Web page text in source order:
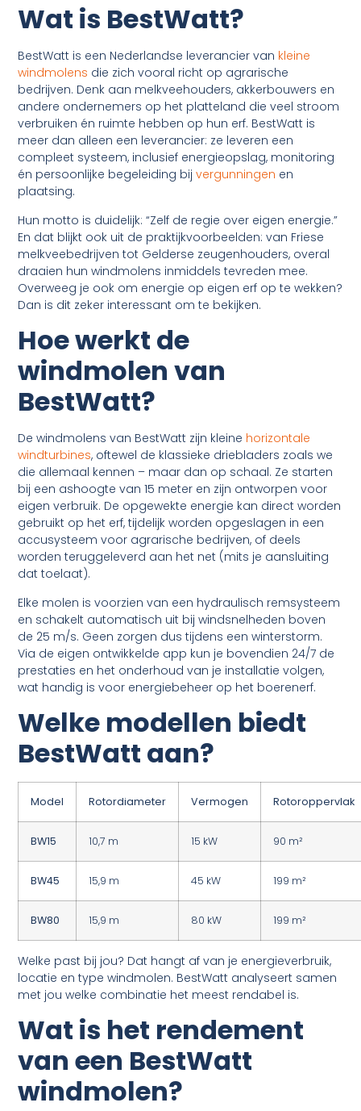
Wat is BestWatt?
BestWatt is een Nederlandse leverancier van kleine
windmolens die zich vooral richt op agrarische
bedrijven. Denk aan melkveehouders, akkerbouwers en
andere ondernemers op het platteland die veel stroom
verbruiken én ruimte hebben op hun erf. BestWatt is
meer dan alleen een leverancier: ze leveren een
compleet systeem, inclusief energieopslag, monitoring
én persoonlijke begeleiding bijvergunningen en
plaatsing.
Hun motto is duidelijk: “Zelf de regie over eigen energie.”
En dat blijkt ook uit de praktijkvoorbeelden: van Friese
melkveebedrijven tot Gelderse zeugenhouders, overal
draaien hun windmolens inmiddels tevreden mee.
Overweeg je ook om energie op eigen erf op te wekken?
Dan is dit zeker interessant om te bekijken.
Hoe werkt de
windmolen van
BestWatt?
De windmolens van BestWatt zijn kleine horizontale
windturbines, oftewel de klassieke driebladers zoals we
die allemaal kennen – maar dan op schaal. Ze starten
bij een ashoogte van 15 meter en zijn ontworpen voor
eigen verbruik. De opgewekte energie kan direct worden
gebruikt op het erf, tijdelijk worden opgeslagen in een
accusysteem voor agrarische bedrijven, of deels
worden teruggeleverd aan het net (mits je aansluiting
dat toelaat).
Elke molen is voorzien van een hydraulisch remsysteem
en schakelt automatisch uit bij windsnelheden boven
de 25 m/s. Geen zorgen dus tijdens een winterstorm.
Via de eigen ontwikkelde app kun je bovendien 24/7 de
prestaties en het onderhoud van je installatie volgen,
wat handig is voor energiebeheer op het boerenerf.
Welke modellen biedt
BestWatt aan?
Model Rotordiameter Vermogen Rotoroppervlak
BW15 10,7 m 15 kW 90 m²
BW45 15,9 m 45 kW 199 m²
BW80 15,9 m 80 kW 199 m²
Welke past bij jou? Dat hangt af van je energieverbruik,
locatie en type windmolen. BestWatt analyseert samen
met jou welke combinatie het meest rendabel is.
Wat is het rendement
van een BestWatt
windmolen?